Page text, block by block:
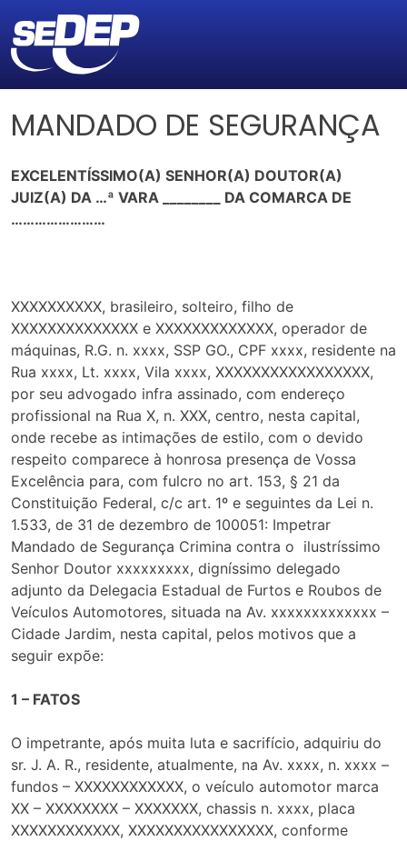
MANDADO DE SEGURANÇA
EXCELENTÍSSIMO(A) SENHOR(A) DOUTOR(A)
JUIZ(A) DA …ª VARA ________ DA COMARCA DE
……………………
XXXXXXXXXX, brasileiro, solteiro, filho de
XXXXXXXXXXXXXX e XXXXXXXXXXXXX, operador de
máquinas, R.G. n. xxxx, SSP GO., CPF xxxx, residente na
Rua xxxx, Lt. xxxx, Vila xxxx, XXXXXXXXXXXXXXXXX,
por seu advogado infra assinado, com endereço
profissional na Rua X, n. XXX, centro, nesta capital,
onde recebe as intimações de estilo, com o devido
respeito comparece à honrosa presença de Vossa
Excelência para, com fulcro no art. 153, § 21 da
Constituição Federal, c/c art. 1º e seguintes da Lei n.
1.533, de 31 de dezembro de 100051: Impetrar
Mandado de Segurança Crimina contra o ilustríssimo
Senhor Doutor xxxxxxxxx, digníssimo delegado
adjunto da Delegacia Estadual de Furtos e Roubos de
Veículos Automotores, situada na Av. xxxxxxxxxxxxx –
Cidade Jardim, nesta capital, pelos motivos que a
seguir expõe:
1 – FATOS
O impetrante, após muita luta e sacrifício, adquiriu do
sr. J. A. R., residente, atualmente, na Av. xxxx, n. xxxx –
fundos – XXXXXXXXXXXX, o veículo automotor marca
XX – XXXXXXXX – XXXXXXX, chassis n. xxxx, placa
XXXXXXXXXXXX, XXXXXXXXXXXXXXXX, conforme